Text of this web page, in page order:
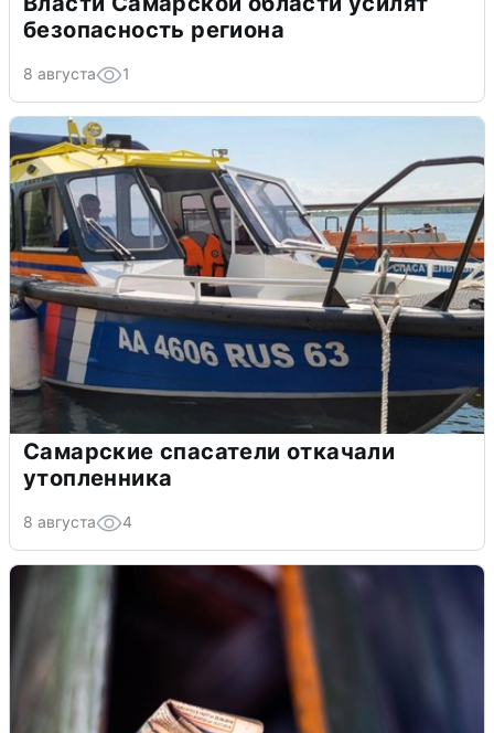
безопасность региона
8 августа 1
Самарские спасатели откачали
утопленника
8 августа 4